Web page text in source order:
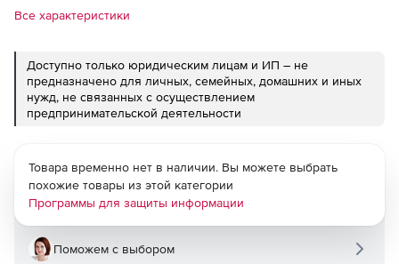
Все характеристики
Доступно только юридическим лицам и ИП – не
предназначено для личных, семейных, домашних и иных
нужд, не связанных с осуществлением
предпринимательской деятельности
Товара временно нет в наличии. Вы можете выбрать
похожие товары из этой категории
Программы для защиты информации
Поможем с выбором